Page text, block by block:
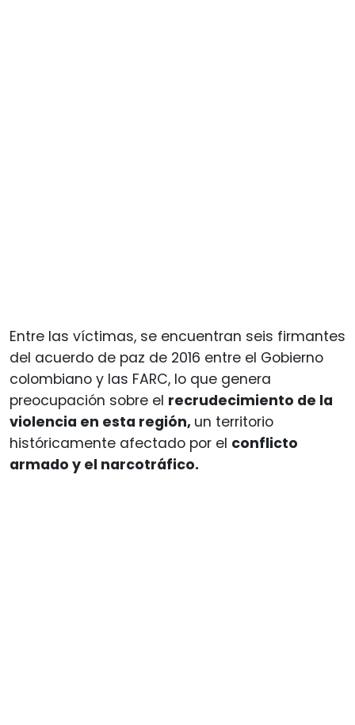
Entre las víctimas, se encuentran seis firmantes
del acuerdo de paz de 2016 entre el Gobierno
colombiano y las FARC, lo que genera
preocupación sobre el recrudecimiento de la
violencia en esta región, un territorio
históricamente afectado por el conflicto
armado y el narcotráfico.